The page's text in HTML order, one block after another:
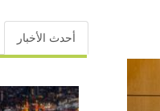
أحدث الأخبار